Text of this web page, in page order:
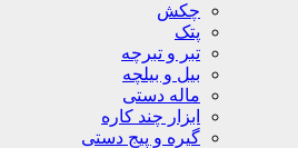
چکش
پتک
تبر و تبرچه
بیل و بیلچه
ماله دستی
ابزار چند کاره
گیره و پیج دستی